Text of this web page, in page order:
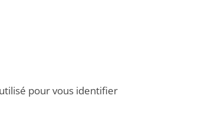
pour vous identifier